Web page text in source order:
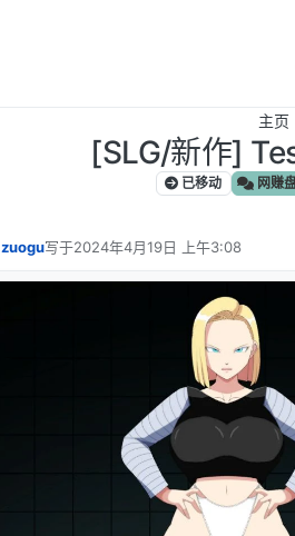
主页
[SLG/新作]
已移动 网赚
zuogu写于2024年4月19日 上午3:08
最后由 编辑